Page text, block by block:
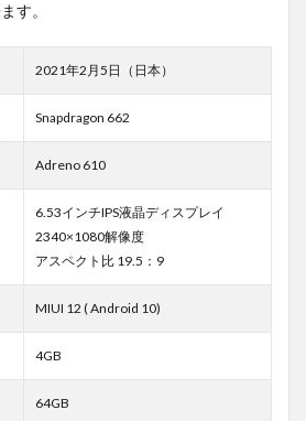
す。
2021年2月5日（日本）
Snapdragon 662
Adreno 610
6.53インチIPS液晶ディスプレイ
2340×1080解像度
アスペクト比 19.5：9
MIUI 12 ( Android 10)
4GB
64GB